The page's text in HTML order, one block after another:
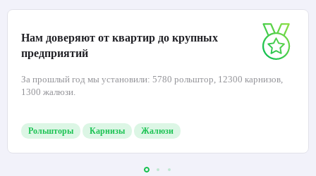
Нам доверяют от квартир до крупных
предприятий
За прошлый год мы установили: 5780 рольштор, 12300 карнизов,
1300 жалюзи.
Рольшторы Карнизы Жалюзи